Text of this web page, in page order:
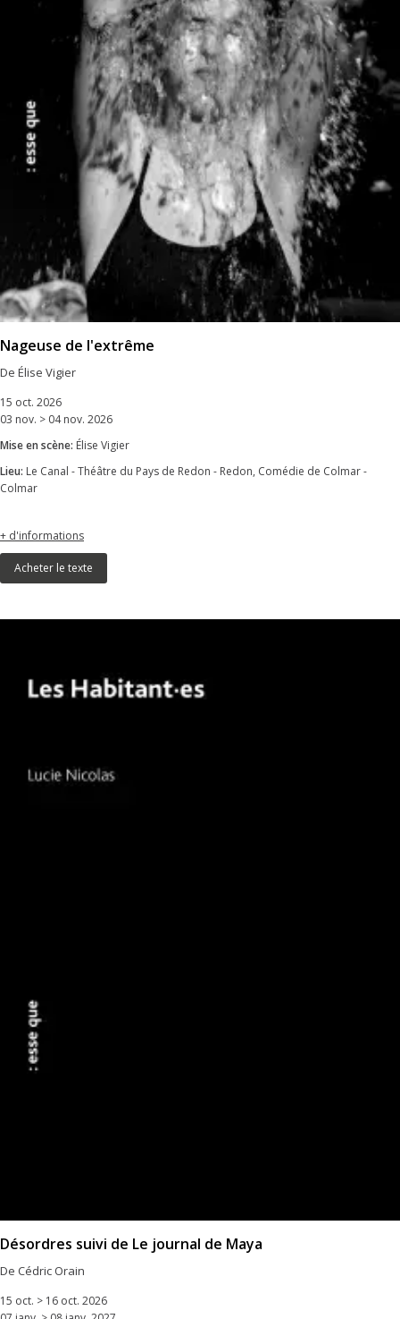
Nageuse de l'extrême
De Élise Vigier
15 oct. 2026
03 nov. > 04 nov. 2026
Mise en scène: Élise Vigier
Lieu: Le Canal - Théâtre du Pays de Redon - Redon, Comédie de Colmar -
Colmar
+ d'informations
Acheter le texte
Désordres suivi de Le journal de Maya
De Cédric Orain
15 oct. > 16 oct. 2026